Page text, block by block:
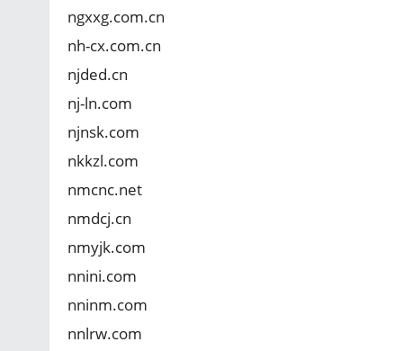
ngxxg.com.cn
nh-cx.com.cn
njded.cn
nj-ln.com
njnsk.com
nkkzl.com
nmcnc.net
nmdcj.cn
nmyjk.com
nnini.com
nninm.com
nnlrw.com